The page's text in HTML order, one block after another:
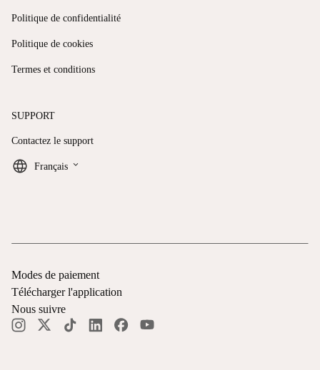
Politique de confidentialité
Politique de cookies
Termes et conditions
SUPPORT
Contactez le support
Français keyboard_arrow_down
Modes de paiement
Télécharger l'application
Nous suivre